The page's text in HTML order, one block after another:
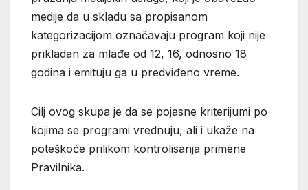
medije da u skladu sa propisanom
kategorizacijom označavaju program koji nije
prikladan za mlađe od 12, 16, odnosno 18
godina i emituju ga u predviđeno vreme.
Cilj ovog skupa je da se pojasne kriterijumi po
kojima se programi vrednuju, ali i ukaže na
poteškoće prilikom kontrolisanja primene
Pravilnika.